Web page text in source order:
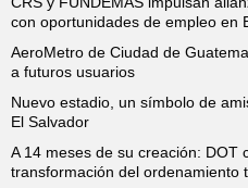
con oportunidades de empleo en
AeroMetro de Ciudad de
a futuros usuarios
Nuevo estadio, un símbolo de
El Salvador
A 14 meses de su creación: DOT
transformación del ordenamiento